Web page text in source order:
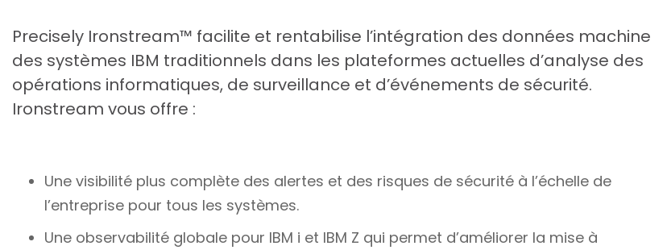
Precisely Ironstream™ facilite et rentabilise l’intégration des données machine
des systèmes IBM traditionnels dans les plateformes actuelles d’analyse des
opérations informatiques, de surveillance et d’événements de sécurité.
Ironstream vous offre :
Une visibilité plus complète des alertes et des risques de sécurité à l’échelle de
l’entreprise pour tous les systèmes.
Une observabilité globale pour IBM i et IBM Z qui permet d’améliorer la mise à